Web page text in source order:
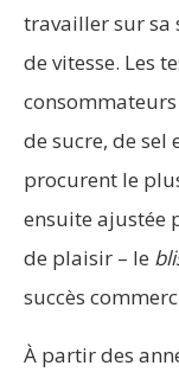
travailler sur sa
de vitesse. Les
de sucre, de sel
procurent le
ensuite ajustée
de plaisir – le
succès
À partir des